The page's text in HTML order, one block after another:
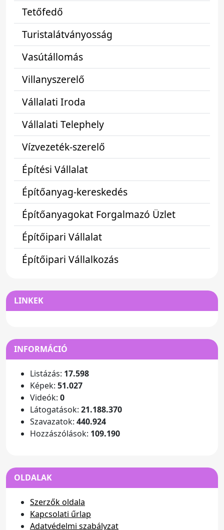
Tetőfedő
Turistalátványosság
Vasútállomás
Villanyszerelő
Vállalati Iroda
Vállalati Telephely
Vízvezeték-szerelő
Építési Vállalat
Építőanyag-kereskedés
Építőanyagokat Forgalmazó Üzlet
Építőipari Vállalat
Építőipari Vállalkozás
LINKEK
INFORMÁCIÓ
Listázás: 17.598
Képek: 51.027
Videók: 0
Látogatások: 21.188.370
Szavazatok: 440.924
Hozzászólások: 109.190
OLDALAK
Szerzők oldala
Kapcsolati űrlap
Adatvédelmi szabályzat